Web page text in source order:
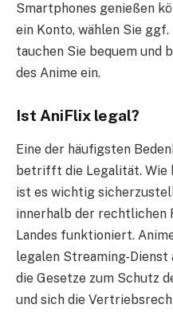
Smartphones genießen
ein Konto, wählen Sie
tauchen Sie bequem und
des Anime ein.
Ist AniFlix legal?
Eine der häufigsten
betrifft die Legalität. Wie
ist es wichtig
innerhalb der rechtlichen
Landes funktioniert.
legalen Streaming-Dienst
die Gesetze zum Schutz
und sich die